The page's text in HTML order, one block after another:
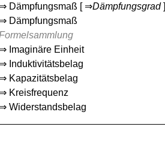
Dämpfungsmaß [ ⇒Dämpfungsgrad]
Dämpfungsmaß
Imaginäre Einheit
Induktivitätsbelag
Kapazitätsbelag
Kreisfrequenz
Widerstandsbelag